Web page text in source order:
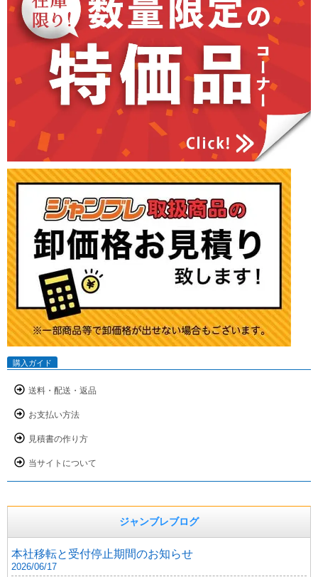
購入ガイド
送料・配送・返品
お支払い方法
見積書の作り方
当サイトについて
ジャンブレブログ
本社移転と受付停止期間のお知らせ
2026/06/17